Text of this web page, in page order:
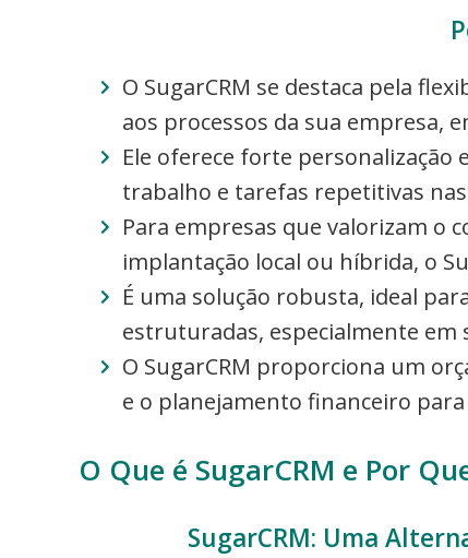
O SugarCRM se destaca pela
aos processos da sua empresa,
Ele oferece forte personalização
trabalho e tarefas repetitivas nas
Para empresas que valorizam o
implantação local ou híbrida, o
É uma solução robusta, ideal
estruturadas, especialmente
O SugarCRM proporciona um
e o planejamento financeiro
O Que é SugarCRM e Por
SugarCRM: Uma